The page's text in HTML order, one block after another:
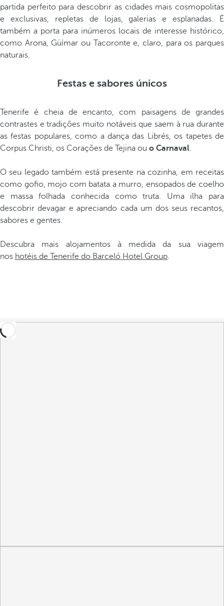
partida perfeito para descobrir as cidades mais cosmopolitas
e exclusivas, repletas de lojas, galerias e esplanadas. É
também a porta para inúmeros locais de interesse histórico,
como Arona, Güímar ou Tacoronte e, claro, para os parques
naturais.
Festas e sabores únicos
Tenerife é cheia de encanto, com paisagens de grandes
contrastes e tradições muito notáveis que saem à rua durante
as festas populares, como a dança das Librés, os tapetes de
Corpus Christi, os Corações de Tejina ou o Carnaval.
O seu legado também está presente na cozinha, em receitas
como gofio, mojo com batata a murro, ensopados de coelho
e massa folhada conhecida como truta. Uma ilha para
descobrir devagar e apreciando cada um dos seus recantos,
sabores e gentes.
Descubra mais alojamentos à medida da sua viagem
nos hotéis de Tenerife do Barceló Hotel Group.